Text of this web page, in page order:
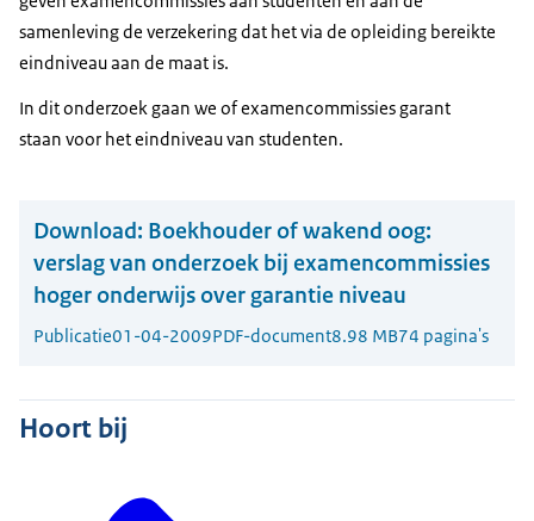
samenleving de verzekering dat het via de opleiding bereikte
eindniveau aan de maat is.
In dit onderzoek gaan we of examencommissies garant
staan voor het eindniveau van studenten.
Download: Boekhouder of wakend oog:
verslag van onderzoek bij examencommissies
hoger onderwijs over garantie niveau
Publicatie01-04-2009PDF-document8.98 MB74 pagina's
Hoort bij